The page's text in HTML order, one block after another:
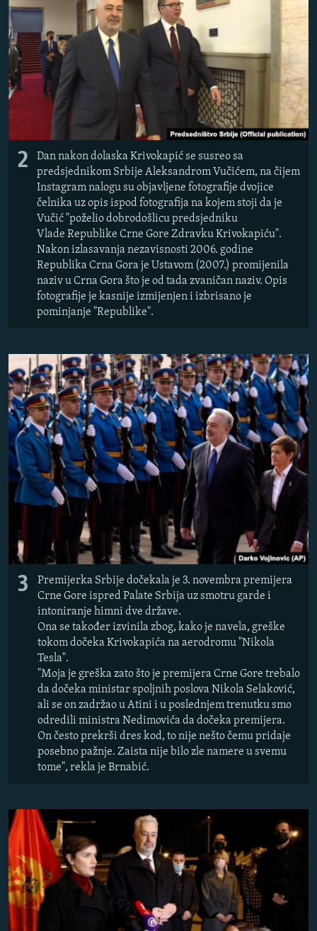
2
Dan nakon dolaska Krivokapić se susreo sa
predsjednikom Srbije Aleksandrom Vučićem, na čijem
Instagram nalogu su objavljene fotografije dvojice
čelnikauz opis ispod fotografija na kojem stoji da je
Vučić "poželio dobrodošlicu predsjedniku
Vlade Republike Crne Gore Zdravku Krivokapiću".
Nakon izlasavanja nezavisnosti 2006. godine
Republika Crna Gora je Ustavom (2007.) promijenila
naziv u Crna Gora što je od tada zvaničan naziv. Opis
fotografije je kasnije izmijenjen i izbrisano je
pominjanje "Republike".
3
Premijerka Srbije dočekala je 3. novembra premijera
Crne Gore ispred Palate Srbija uz smotru garde i
intoniranje himni dve države.
Ona se također izvinila zbog, kako je navela, greške
tokom dočeka Krivokapića na aerodromu "Nikola
Tesla".
"Moja je greška zato što je premijera Crne Gore trebalo
da dočeka ministar spoljnih poslova Nikola Selaković,
ali se on zadržao u Atini i u poslednjem trenutku smo
odredili ministra Nedimovića da dočeka premijera.
On često prekrši dres kod, to nije nešto čemu pridaje
posebno pažnje. Zaista nije bilo zle namere u svemu
tome", rekla je Brnabić.